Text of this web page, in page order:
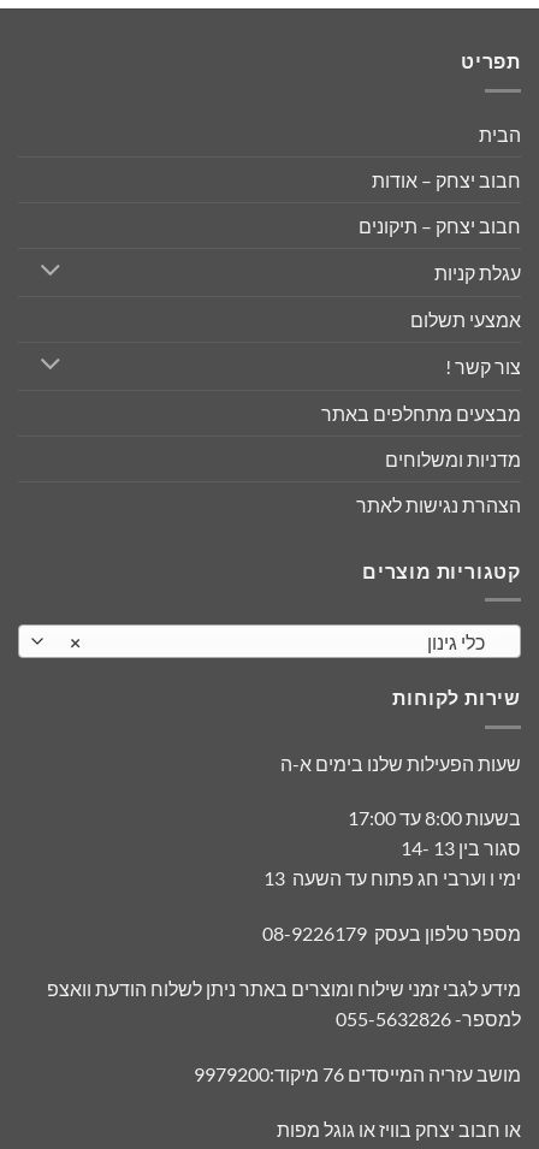
תפריט
הבית
חבוב יצחק – אודות
חבוב יצחק – תיקונים
עגלת קניות
אמצעי תשלום
צור קשר !
מבצעים מתחלפים באתר
מדניות ומשלוחים
הצהרת נגישות לאתר
קטגוריות מוצרים
× כלי גינון
שירות לקוחות
שעות הפעילות שלנו בימים א-ה
בשעות 8:00 עד 17:00
סגור בין 13 -14
ימי ו וערבי חג פתוח עד השעה 13
מספר טלפון בעסק 08-9226179
מידע לגבי זמני שילוח ומוצרים באתר ניתן לשלוח הודעת וואצפ
למספר- 055-5632826
מושב עזריה המייסדים 76 מיקוד:9979200
או חבוב יצחק בוויז או גוגל מפות